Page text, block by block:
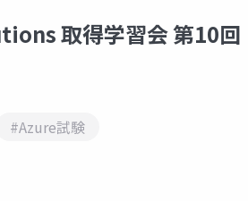
取得学習会 第10回
#Azure試験